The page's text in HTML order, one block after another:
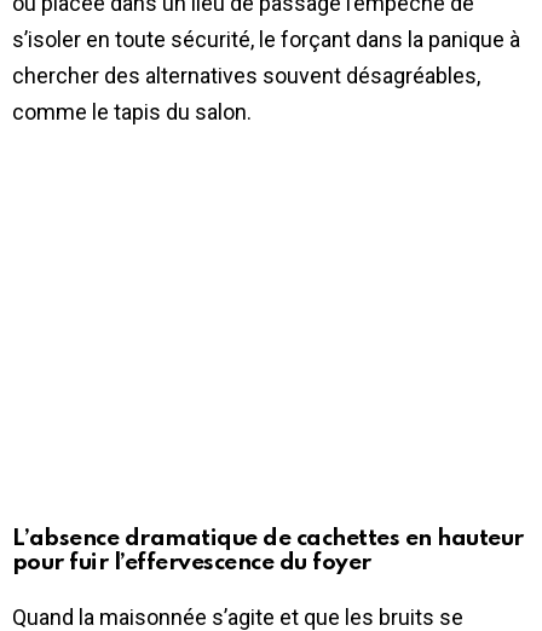
s’isoler en toute sécurité, le forçant dans la panique à
chercher des alternatives souvent désagréables,
comme le tapis du salon.
L’absence dramatique de cachettes en hauteur
pour fuir l’effervescence du foyer
Quand la maisonnée s’agite et que les bruits se